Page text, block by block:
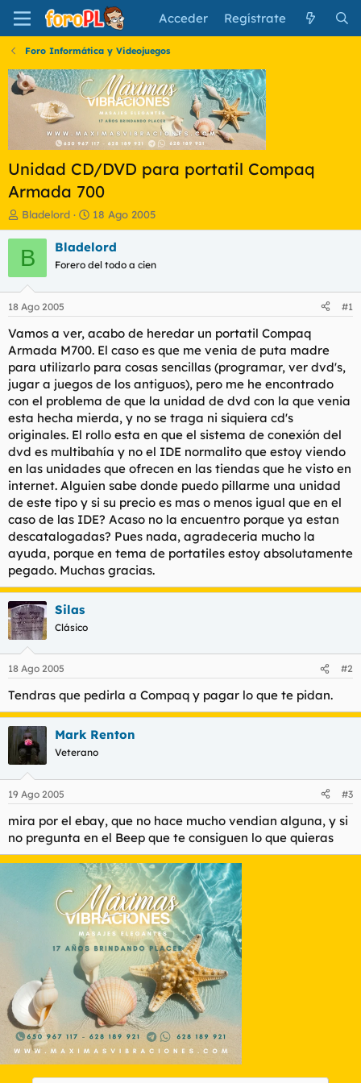
Acceder Regístrate
Foro Informática y Videojuegos
Unidad CD/DVD para portatil Compaq
Armada 700
I
n
i
c
a
d
o
r
e
l
t
e
m
a
Bladelord
F
e
c
a
i
n
c
i
o
18 Ago 2005
B Bladelord
Forero del todo a cien
18 Ago 2005 #1
Vamos a ver, acabo de heredar un portatil Compaq
Armada M700. El caso es que me venia de puta madre
para utilizarlo para cosas sencillas (programar, ver dvd's,
jugar a juegos de los antiguos), pero me he encontrado
con el problema de que la unidad de dvd con la que venia
esta hecha mierda, y no se traga ni siquiera cd's
originales. El rollo esta en que el sistema de conexión del
dvd es multibahía y no el IDE normalito que estoy viendo
en las unidades que ofrecen en las tiendas que he visto en
internet. Alguien sabe donde puedo pillarme una unidad
de este tipo y si su precio es mas o menos igual que en el
caso de las IDE? Acaso no la encuentro porque ya estan
descatalogadas? Pues nada, agradeceria mucho la
ayuda, porque en tema de portatiles estoy absolutamente
pegado. Muchas gracias.
Silas
Clásico
18 Ago 2005 #2
Tendras que pedirla a Compaq y pagar lo que te pidan.
Mark Renton
Veterano
19 Ago 2005 #3
mira por el ebay, que no hace mucho vendian alguna, y si
no pregunta en el Beep que te consiguen lo que quieras